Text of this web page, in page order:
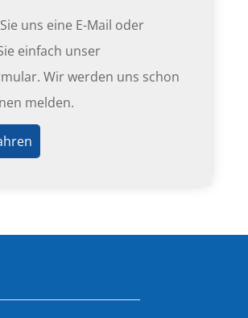
uns eine E-Mail oder
einfach unser
Wir werden uns schon
melden.